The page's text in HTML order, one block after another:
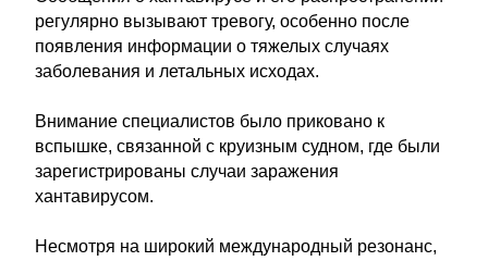
регулярно вызывают тревогу, особенно после
появления информации о тяжелых случаях
заболевания и летальных исходах.
Внимание специалистов было приковано к
вспышке, связанной с круизным судном, где были
зарегистрированы случаи заражения
хантавирусом.
Несмотря на широкий международный резонанс,